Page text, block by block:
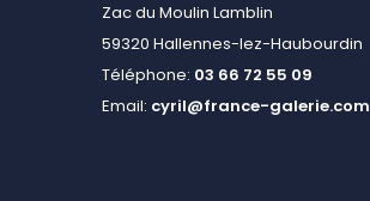
Zac du Moulin Lamblin
59320 Hallennes-lez-Haubourdin
Téléphone: 03 66 72 55 09
Email: cyril@france-galerie.com